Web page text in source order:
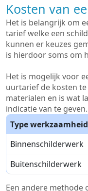
Kosten van
Het is belangrijk om
tarief welke een
kunnen er keuzes
is hierdoor soms om
Het is mogelijk voor
uurtarief de kosten
materialen en is wat
indicatie van te geven.
Type werkzaamheid
Binnenschilderwerk
Buitenschilderwerk
Een andere methode